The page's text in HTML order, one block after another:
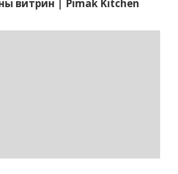
витрин | Pimak Kitchen